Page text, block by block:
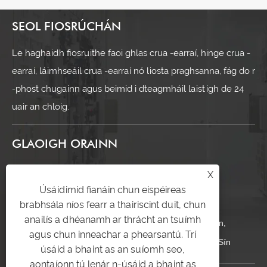
SEOL FIOSRÚCHÁN
Le haghaidh fiosruithe faoi ghlas crua -earraí, hinge crua -
earraí, láimhseáil crua -earraí nó liosta praghsanna, fág do r
-phost chugainn agus beimid i dteagmháil laistigh de 24
uair an chloig.
GLAOIGH ORAINN
Uimh. 16, Bóthar Jingyun, Páirc Tionscail Jingshan,
Huanghua, Cathair Yueqing, Cúige Zhejiang, an tSín
X
Úsáidimid fianáin chun eispéireas
brabhsála níos fearr a thairiscint duit, chun
anailís a dhéanamh ar thrácht an tsuímh
agus chun inneachar a phearsantú. Trí
úsáid a bhaint as an suíomh seo,
aontaíonn tú lenár n-úsáid a bhaint as